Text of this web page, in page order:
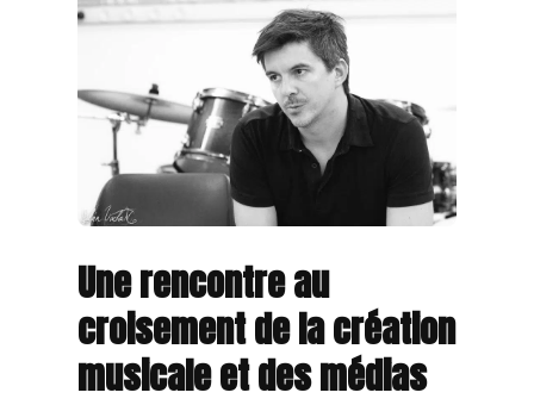
Une rencontre au
croisement de la création
musicale et des médias